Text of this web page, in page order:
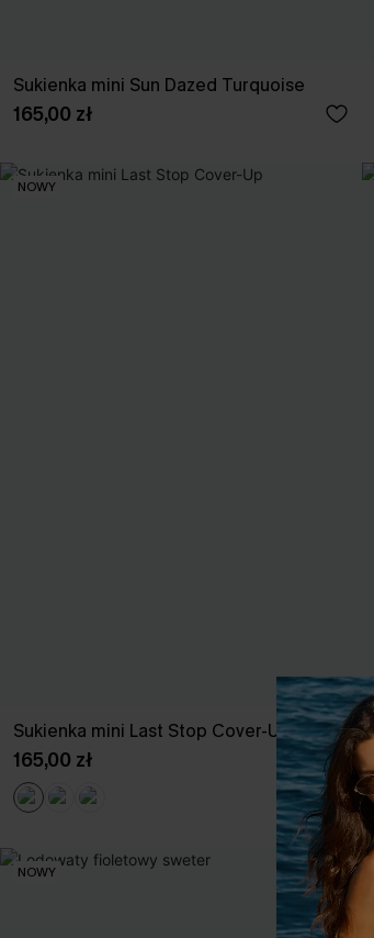
Sukienka mini Sun Dazed Turquoise
165,00 zł
NOWY
Sukienka mini Last Stop Cover-Up
165,00 zł
NOWY